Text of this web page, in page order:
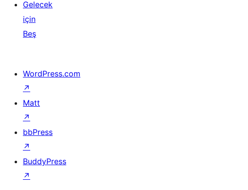
Gelecek
için
Beş
WordPress.com
↗
Matt
↗
bbPress
↗
BuddyPress
↗